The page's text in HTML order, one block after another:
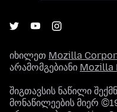
იხილეთ Mozilla
არამომგებიანი Mozilla
შიგთავსის ნაწილი
მონაწილეების მიერ